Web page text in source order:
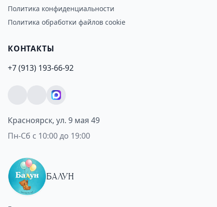
Политика конфиденциальности
Политика обработки файлов cookie
КОНТАКТЫ
+7 (913) 193-66-92
Красноярск, ул. 9 мая 49
Пн-Сб с 10:00 до 19:00
БАЛУН